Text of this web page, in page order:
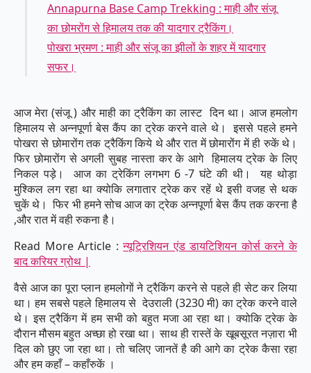
Annapurna Base Camp Trekking : माही और संजू
का छोमरोंग से हिमालय तक की यादगार ट्रैकिंग।
पोखरा भ्रमण : माही और संजू का झीलों के शहर में यादगार
सफर।
आज मेरा (संजू ) और माही का ट्रैकिंग का लास्ट दिन था। आज हमलोग
हिमालय से अन्नपूर्णा बेस कैंप का ट्रेक करने वाले थे। इससे पहले हमने
पोखरा से छोमारोंग तक ट्रैकिंग किये थे और रात में छोमारोंग में ही रुकें थे।
फिर छोमारोंग से अगली सुबह नास्ता कर के आगे हिमालय ट्रेक के लिए
निकल पड़े। आज का ट्रेकिंग लगभग 6 -7 घंटे की थी। यह थोड़ा
मुश्किल लग रहा था क्योकि लगातार ट्रेक कर रहें थे इसी वजह से थक
चुकें थे। फिर भी हमने सोच आज का ट्रेक अन्नपूर्णा बेस कैंप तक करना है
,और रात में वही रुकना है।
Read More Article :न्यूट्रिशियन एंड डायटिशियन कोर्स करने के
बाद करियर ग्रोथ |
वैसे आज का पूरा प्लान हमलोगों ने ट्रैकिंग करने से पहले ही सेट कर लिया
था। हम सबसे पहले हिमालय से देउराली (3230 मी) का ट्रेक करने वाले
थे। इस ट्रैकिंग में हम सभी को बहुत मजा आ रहा था। क्योकि ट्रेक के
दौरान मौसम बहुत अच्छा हो रखा था। साथ ही रास्तें के खूबसूरत नज़ारा भी
दिल को छुए जा रहा था। तो चलिए जानतें है की आगे का ट्रेक कैसा रहा
और हम कहाँ – कहाँरुकें ।